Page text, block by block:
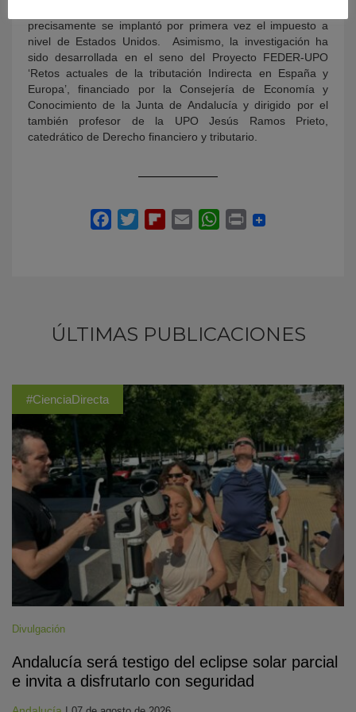
precisamente se implantó por primera vez el impuesto a
nivel de Estados Unidos. Asimismo, la investigación ha
sido desarrollada en el seno del Proyecto FEDER-UPO
‘Retos actuales de la tributación Indirecta en España y
Europa’, financiado por la Consejería de Economía y
Conocimiento de la Junta de Andalucía y dirigido por el
también profesor de la UPO Jesús Ramos Prieto,
catedrático de Derecho financiero y tributario.
ÚLTIMAS PUBLICACIONES
#CienciaDirecta
Divulgación
Andalucía será testigo del eclipse solar parcial
e invita a disfrutarlo con seguridad